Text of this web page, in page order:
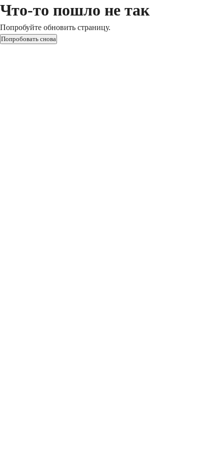
Что-то пошло не так
Попробуйте обновить страницу.
Попробовать снова